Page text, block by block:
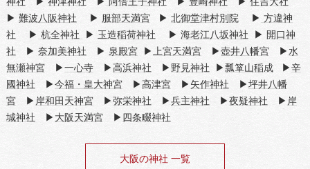
▶ 難波八阪神社 ▶ 服部天満宮▶ 北御堂津村別院 ▶ 方違神
社 ▶ 杭全神社 ▶ 玉造稲荷神社 ▶ 海老江八坂神社 ▶ 開口神
社 ▶ 奈加美神社 ▶ 泉殿宮▶ 上宮天満宮▶ 壺井八幡宮▶ 水
無瀬神宮▶ 一心寺▶ 高浜神社 ▶ 野見神社 ▶ 瓢箪山稲成▶ 辛
國神社 ▶ 今福・皇大神宮▶ 高津宮▶ 矢作神社 ▶ 坪井八幡
宮▶ 岸和田天神宮▶ 弥栄神社 ▶ 兵主神社 ▶ 夜疑神社 ▶ 岸
城神社 ▶ 大阪天満宮▶ 四条畷神社
大阪の神社 一覧